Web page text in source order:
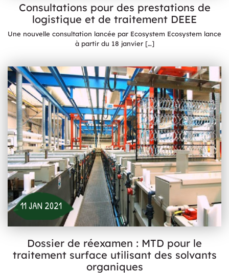
Consultations pour des prestations de
logistique et de traitement DEEE
Une nouvelle consultation lancée par Ecosystem Ecosystem lance
à partir du 18 janvier[…]
11 JAN 2021
Dossier de réexamen : MTD pour le
traitement surface utilisant des solvants
organiques